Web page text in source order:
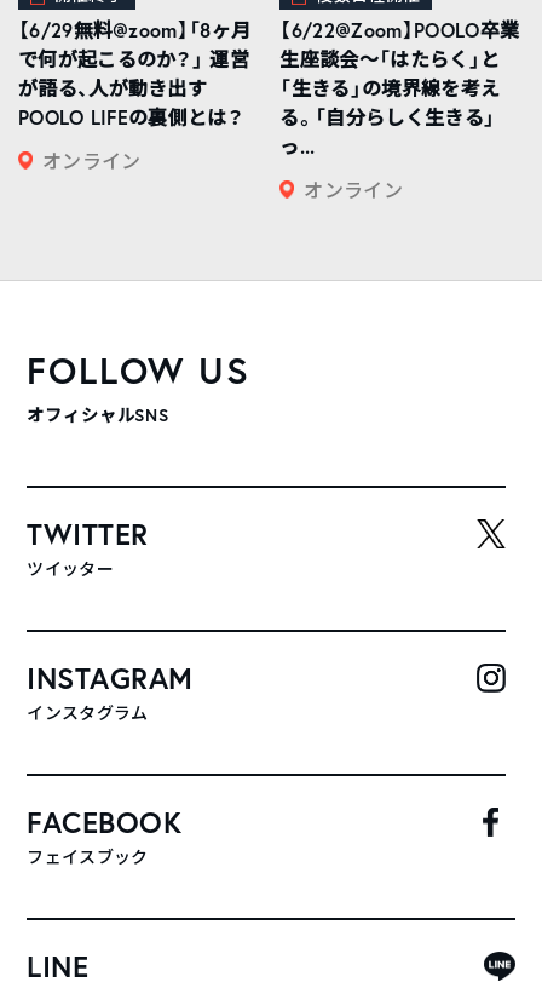
【6/29無料@zoom】「8ヶ月
で何が起こるのか？」 運営
が語る、人が動き出す
POOLO LIFEの裏側とは？
オンライン
【6/22@Zoom】POOLO卒業
生座談会〜「はたらく」と
「生きる」の境界線を考え
る。「自分らしく生きる」
っ...
オンライン
FOLLOW US
オフィシャルSNS
TWITTER
ツイッター
INSTAGRAM
インスタグラム
FACEBOOK
フェイスブック
LINE